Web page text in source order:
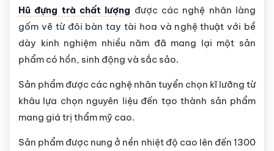
Hũ đựng trà chất lượng được các nghệ nhân làng
gốm vẽ từ đôi bàn tay tài hoa và nghệ thuật với bề
dày kinh nghiệm nhiều năm đã mang lại một sản
phẩm có hồn, sinh động và sắc sảo.
Sản phẩm được các nghệ nhân tuyển chọn kĩ lưỡng từ
khâu lựa chọn nguyên liệu đến tạo thành sản phẩm
mang giá trị thẩm mỹ cao.
Sản phẩm được nung ở nền nhiệt độ cao lên đến 1300